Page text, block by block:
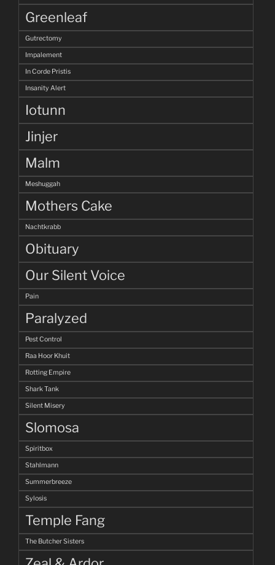
Greenleaf
Gutrectomy
Impalement
In Corde Pristis
Insanity Alert
Iotunn
Jinjer
Malm
Meshuggah
Mothers Cake
Nachtkrabb
Obituary
Our Silent Voice
Pain
Paralyzed
Pest Control
Raa Hoor Khuit
Rotting Empire
Shark Tank
Silent Misery
Slomosa
Spiritbox
Stahlmann
Summerbreeze
Sylosis
Temple Fang
The Butcher Sisters